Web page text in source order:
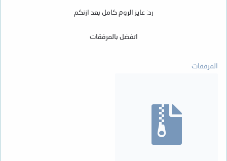
رد: عايز الروم كامل بعد ازنكم
اتفضل بالمرفقات
المرفقات